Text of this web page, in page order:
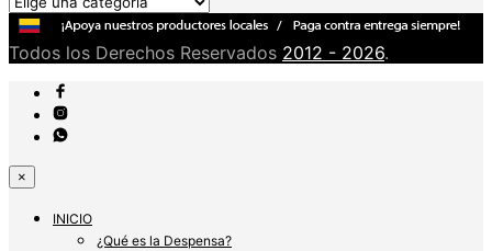
Todos los Derechos Reservados 2012 - 2026.
×
INICIO
¿Qué es la Despensa?